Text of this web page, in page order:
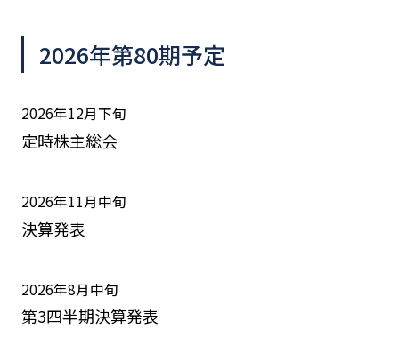
2026年第80期予定
2026年12月下旬
定時株主総会
2026年11月中旬
決算発表
2026年8月中旬
第3四半期決算発表